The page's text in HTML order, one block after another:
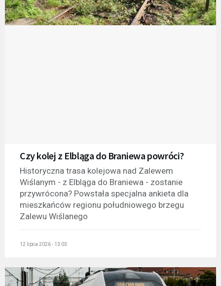
Czy kolej z Elbląga do Braniewa powróci?
Historyczna trasa kolejowa nad Zalewem
Wiślanym - z Elbląga do Braniewa - zostanie
przywrócona? Powstała specjalna ankieta dla
mieszkańców regionu południowego brzegu
Zalewu Wiślanego
12 lipca 2026 - 13:03